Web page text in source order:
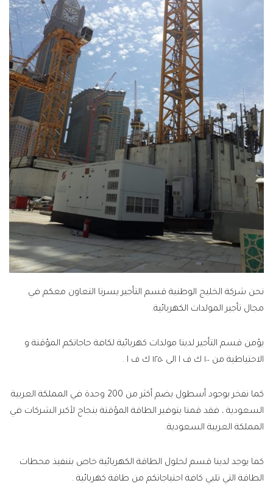
نحن شركة الخليج الوطنية قسم التأجير يسرنا التعاون معكم في
مجال تأجير المولدات الكهربائية.
يؤمن قسم التأجير لدينا مولدات كهربائية لكافة حاجاتكم المؤقتة و
الاحتياطية من ١٠٠ ك ف ا الى ١٢٥٠ ك ف ا .
كما نفخر بوجود أسطول يضم أكثر من 200 وحدة في المملكة العربية
السعودية ، فقد قمنا بتوفير الطاقة المؤقتة بنجاح لأكبر الشركات في
المملكة العربية السعودية.
كما يوجد لدينا قسم لحلول الطاقة الكهربائية خاص بتنفيذ محطات
الطاقة التي تلبي كافة احتياجاتكم من طاقة كهربائية .